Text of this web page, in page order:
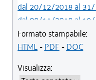
dal 20/12/2018 al
dal 08/11/2018 al
dal 29/03/2018 al 07/
dal 15/02/2018 al 28/
dal 10/08/2017 al 04/
Formato stampabile:
HTML- PDF - DOC
Visualizza: